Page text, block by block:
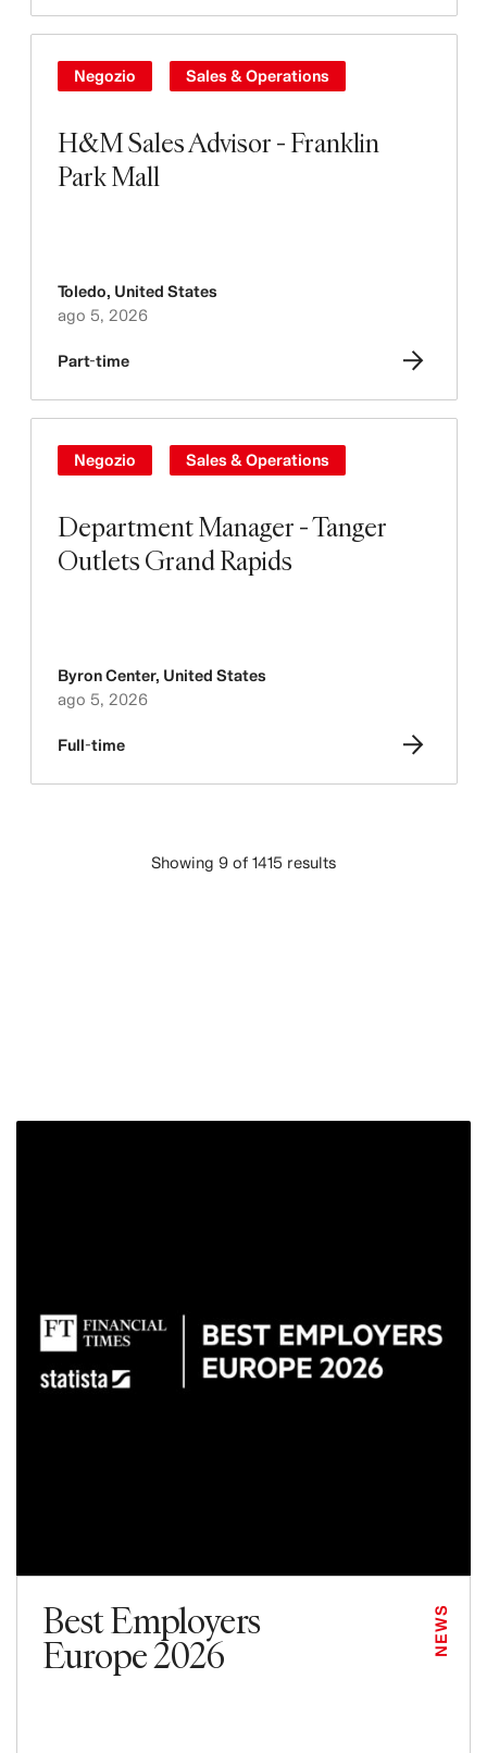
H&M Sales Advisor - Franklin
Park Mall
Negozio Sales & Operations
Toledo, United States
ago 5, 2026
Part-time
Department Manager - Tanger
Outlets Grand Rapids
Negozio Sales & Operations
Byron Center, United States
ago 5, 2026
Full-time
Showing 9 of 1415 results
Best Employers
Europe 2026 NEWS